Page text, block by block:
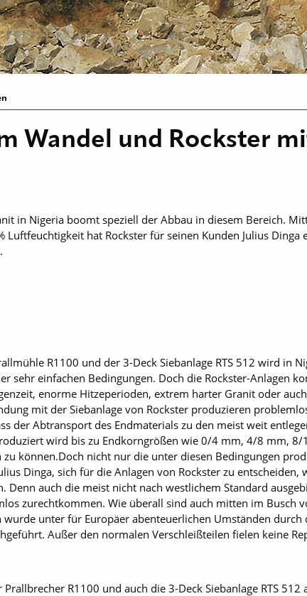
Wandel und Rockster
in Nigeria boomt speziell der Abbau in diesem Bereich.
Luftfeuchtigkeit hat Rockster für seinen Kunden Julius
R1100 und der 3-Deck Siebanlage RTS 512 wird in
sehr einfachen Bedingungen. Doch die Rockster-Anlagen
enorme Hitzeperioden, extrem harter Granit oder
mit der Siebanlage von Rockster produzieren
der Abtransport des Endmaterials zu den meist weit
wird bis zu Endkorngrößen wie 0/4 mm, 4/8 mm,
können.Doch nicht nur die unter diesen Bedingungen
Dinga, sich für die Anlagen von Rockster zu
Denn auch die meist nicht nach westlichem Standard
zurechtkommen. Wie überall sind auch mitten im Busch
unter für Europäer abenteuerlichen Umständen durch
Außer den normalen Verschleißteilen fielen keine
R1100 und auch die 3-Deck Siebanlage RTS